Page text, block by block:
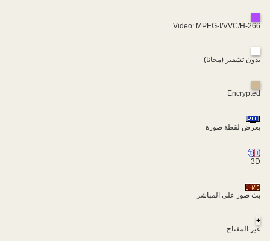
Video: MPEG-I/VVC/H-266
بدون تشفير (مجانا)
Encrypted
يعرض لقطة صورة
3D
بث صور على المباشر
+
غير المفتاح